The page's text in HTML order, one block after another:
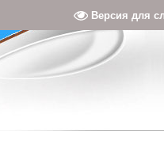
Версия для